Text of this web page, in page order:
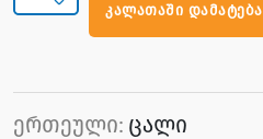
კალათაში დამატება
ერთეული: ცალი